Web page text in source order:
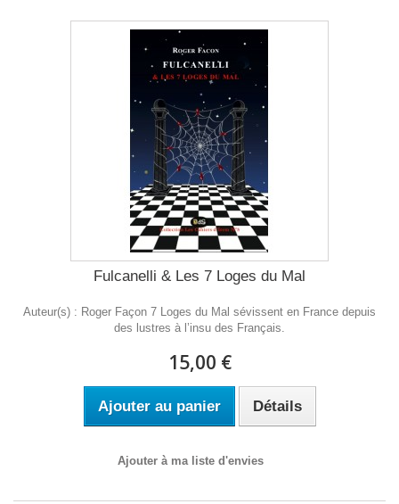
Fulcanelli & Les 7 Loges du Mal
Auteur(s) : Roger Façon 7 Loges du Mal sévissent en France depuis
des lustres à l’insu des Français.
15,00 €
Ajouter au panier Détails
Ajouter à ma liste d'envies